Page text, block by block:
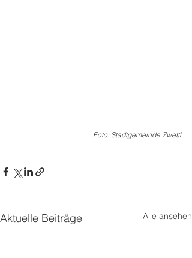
Foto: Stadtgemeinde Zwettl
Aktuelle Beiträge Alle ansehen